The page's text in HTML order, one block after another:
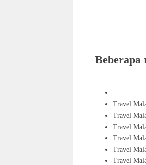
Beberapa
Travel
Travel
Travel
Travel
Travel
Travel